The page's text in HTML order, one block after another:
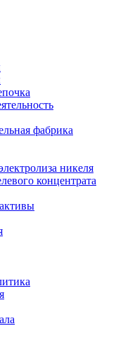
фабрика
никеля
концентрата